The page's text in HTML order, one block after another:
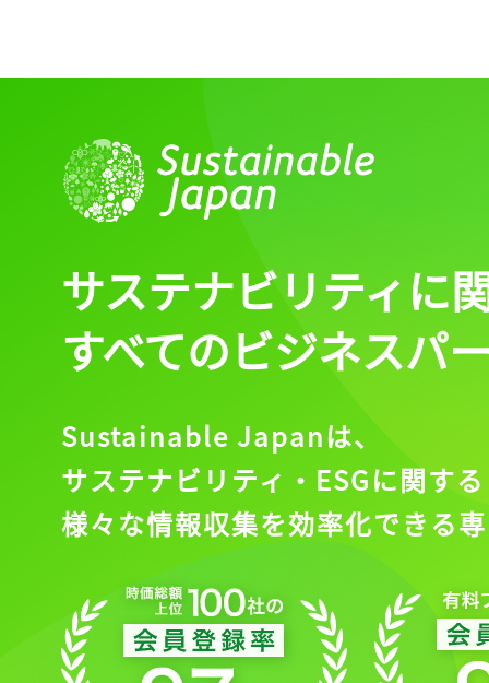
サステナビリティに
すべてのビジネスパ
Sustainable Japanは、
サステナビリティ・ESGに関する
様々な情報収集を効率化できる